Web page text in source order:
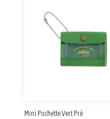
Mini Pochette Vert Pré